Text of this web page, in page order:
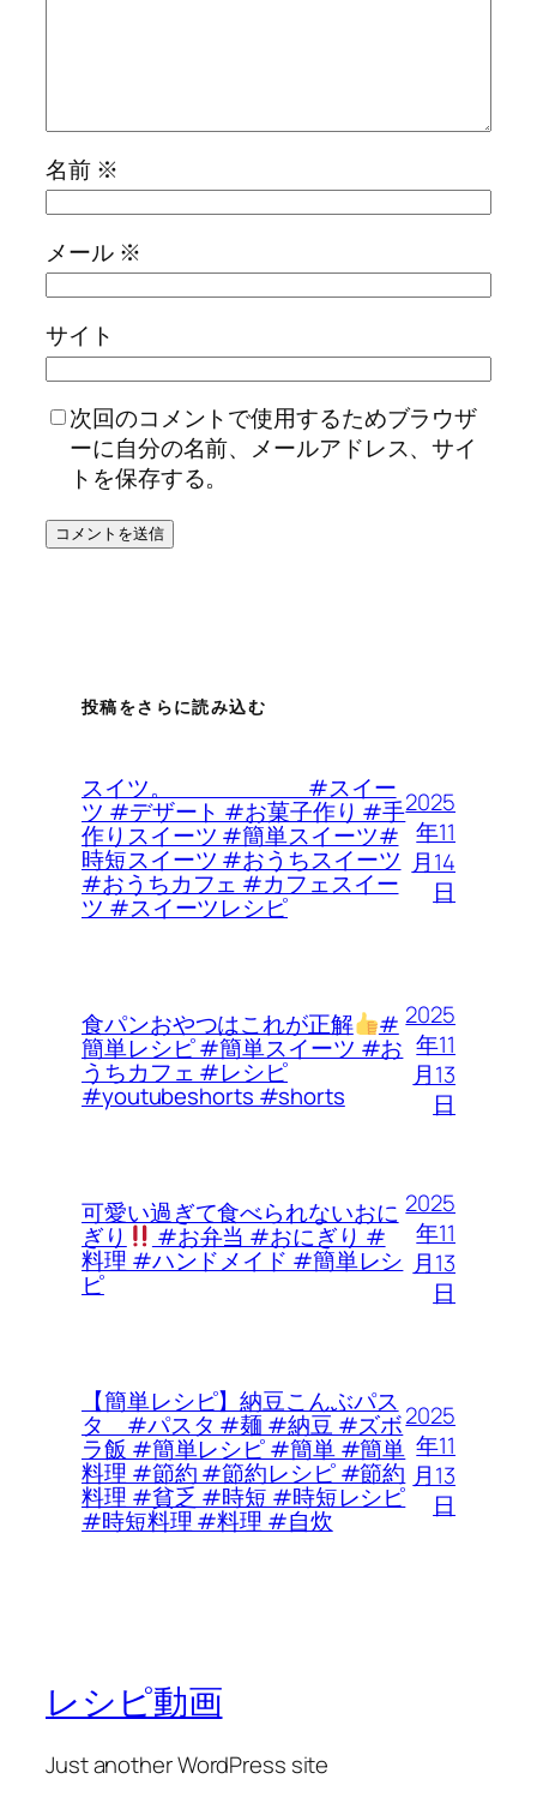
名前 ※
メール ※
サイト
次回のコメントで使用するためブラウザ
ーに自分の名前、メールアドレス、サイ
トを保存する。
投稿をさらに読み込む
スイツ。 #スイー
ツ #デザート #お菓子作り #手
作りスイーツ #簡単スイーツ#
時短スイーツ #おうちスイーツ
#おうちカフェ #カフェスイー
ツ #スイーツレシピ
2025
年11
月14
日
食パンおやつはこれが正解 #
簡単レシピ #簡単スイーツ #お
うちカフェ #レシピ
#youtubeshorts #shorts
2025
年11
月13
日
可愛い過ぎて食べられないおに
ぎり #お弁当 #おにぎり #
料理 #ハンドメイド #簡単レシ
ピ
2025
年11
月13
日
【簡単レシピ】納豆こんぶパス
タ #パスタ #麺 #納豆 #ズボ
ラ飯 #簡単レシピ #簡単 #簡単
料理 #節約 #節約レシピ #節約
料理 #貧乏 #時短 #時短レシピ
#時短料理 #料理 #自炊
2025
年11
月13
日
レシピ動画
Just another WordPress site